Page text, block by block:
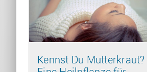
Kennst Du Mutterkraut?